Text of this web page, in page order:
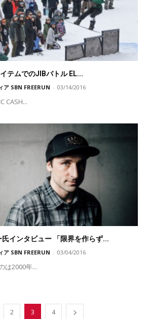
テムでのJIBバトル EL...
ア SBN FREERUN - 03/14/2016
CASH...
インタビュー 「限界を作らず...
ア SBN FREERUN - 03/04/2016
は2000年...
2 3 4